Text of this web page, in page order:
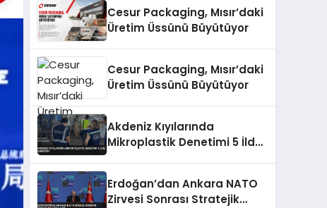
Cesur Packaging, Mısır’daki
Üretim Üssünü Büyütüyor
Cesur Packaging, Mısır’daki
Üretim Üssünü Büyütüyor
Akdeniz Kıyılarında
Mikroplastik Denetimi 5 İlde
Erdoğan’dan Ankara NATO
Zirvesi Sonrası Stratejik